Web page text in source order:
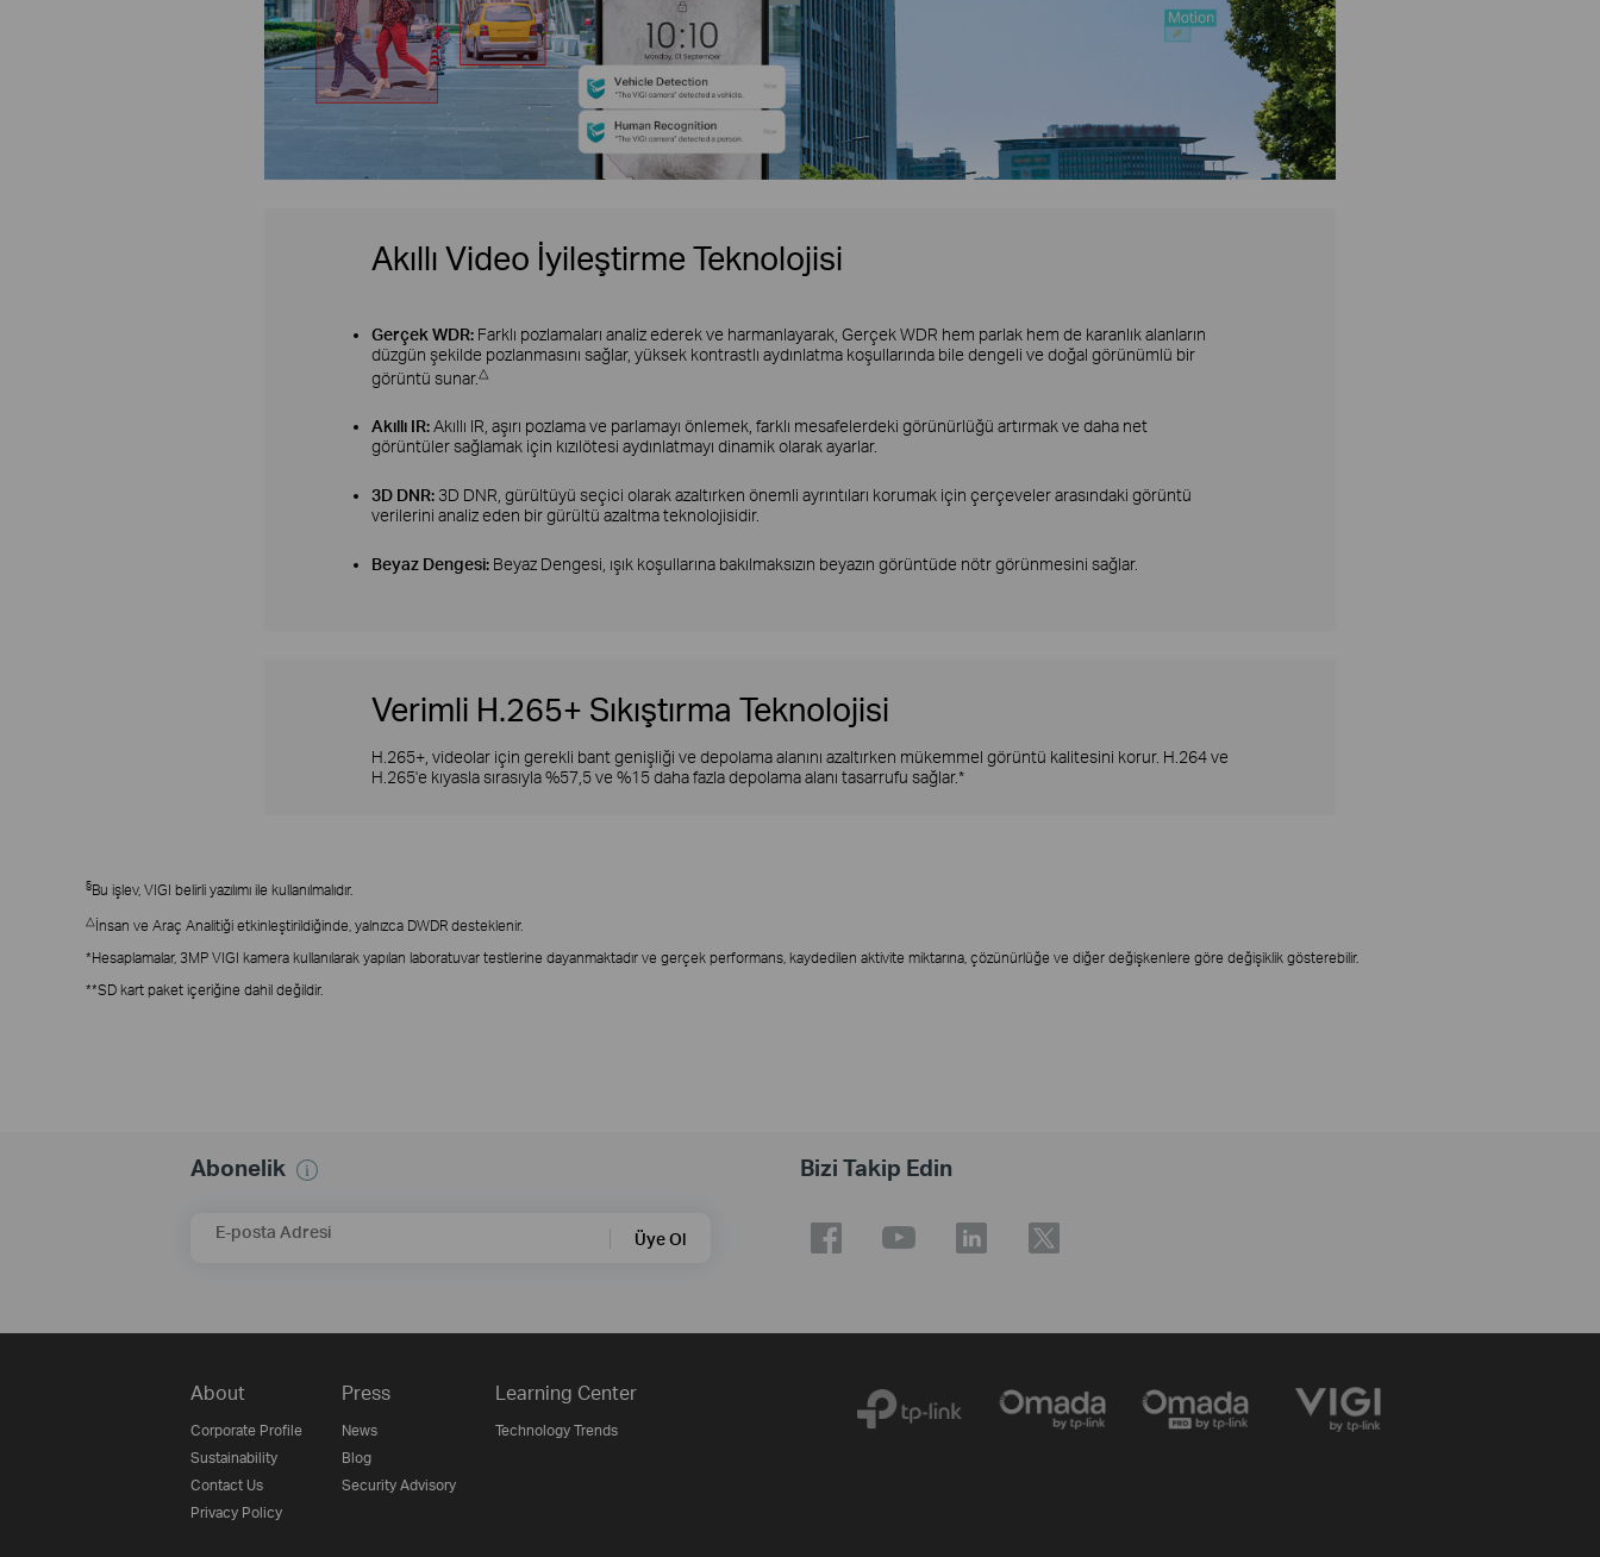
Akıllı Video İyileştirme Teknolojisi
Gerçek WDR: Farklı pozlamaları analiz ederek ve harmanlayarak, Gerçek WDR hem parlak hem de karanlık alanların
düzgün şekilde pozlanmasını sağlar, yüksek kontrastlı aydınlatma koşullarında bile dengeli ve doğal görünümlü bir
görüntü sunar. △
Akıllı IR:Akıllı IR, aşırı pozlama ve parlamayı önlemek, farklı mesafelerdeki görünürlüğü artırmak ve daha net
görüntüler sağlamak için kızılötesi aydınlatmayı dinamik olarak ayarlar.
3D DNR: 3D DNR, gürültüyü seçici olarak azaltırken önemli ayrıntıları korumak için çerçeveler arasındaki görüntü
verilerini analiz eden bir gürültü azaltma teknolojisidir.
Beyaz Dengesi: Beyaz Dengesi, ışık koşullarına bakılmaksızın beyazın görüntüde nötr görünmesini sağlar.
Verimli H.265+ Sıkıştırma Teknolojisi
H.265+, videolar için gerekli bant genişliği ve depolama alanını azaltırken mükemmel görüntü kalitesini korur. H.264 ve
H.265'e kıyasla sırasıyla %57,5 ve %15 daha fazla depolama alanı tasarrufu sağlar.*
§Bu işlev, VIGI belirli yazılımı ile kullanılmalıdır.
△İnsan ve Araç Analitiği etkinleştirildiğinde, yalnızca DWDR desteklenir.
*Hesaplamalar, 3MP VIGI kamera kullanılarak yapılan laboratuvar testlerine dayanmaktadır ve gerçek performans, kaydedilen aktivite miktarına, çözünürlüğe ve diğer değişkenlere göre değişiklik gösterebilir.
**SD kart paket içeriğine dahil değildir.
Abonelik
E-posta Adresi Üye Ol
Bizi Takip Edin
About
Corporate Profile
Sustainability
Contact Us
Privacy Policy
Press
News
Blog
Security Advisory
Learning Center
Technology Trends